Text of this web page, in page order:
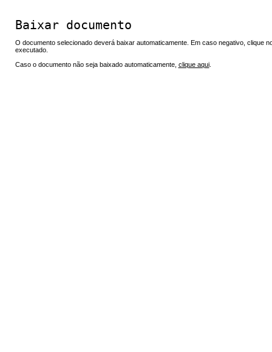
Baixar documento
O documento selecionado deverá baixar automaticamente. Em caso negativo, clique
executado.
Caso o documento não seja baixado automaticamente, clique aqui.